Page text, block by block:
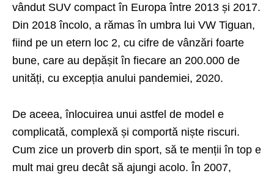
vândut SUV compact în Europa între 2013 și 2017.
Din 2018 încolo, a rămas în umbra lui VW Tiguan,
fiind pe un etern loc 2, cu cifre de vânzări foarte
bune, care au depășit în fiecare an 200.000 de
unități, cu excepția anului pandemiei, 2020.
De aceea, înlocuirea unui astfel de model e
complicată, complexă și comportă niște riscuri.
Cum zice un proverb din sport, să te menții în top e
mult mai greu decât să ajungi acolo. În 2007,